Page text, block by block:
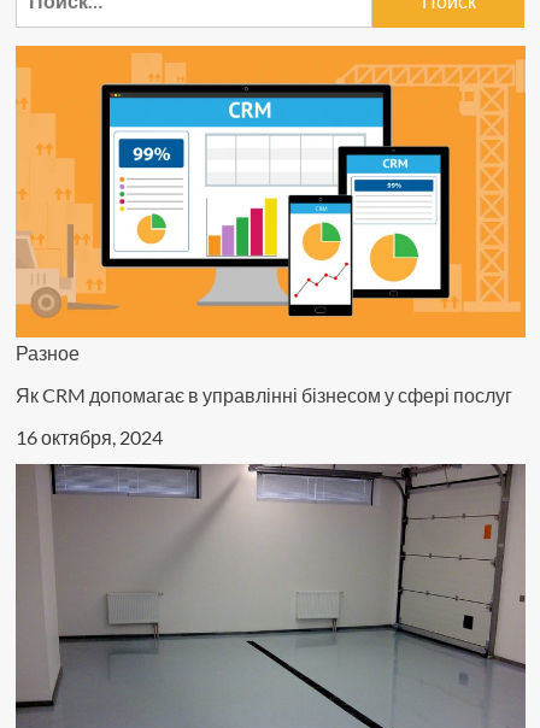
Разное
Як CRM допомагає в управлінні бізнесом у сфері послуг
16 октября, 2024